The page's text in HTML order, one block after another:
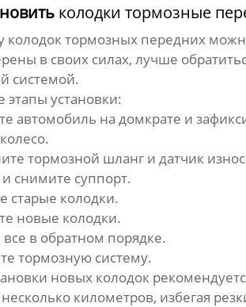
колодки тормозные
колодок тормозных передних
в своих силах, лучше
системой.
установки:
автомобиль на домкрате и
тормозной шланг и датчик
снимите суппорт.
старые колодки.
новые колодки.
в обратном порядке.
тормозную систему.
новых колодок
километров, избегая